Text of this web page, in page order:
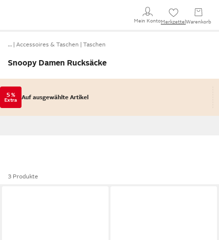
Mein KontoMerkzettel Warenkorb
… Accessoires & Taschen Taschen
Snoopy Damen Rucksäcke
5 %
Extra Auf ausgewählte Artikel
3 Produkte